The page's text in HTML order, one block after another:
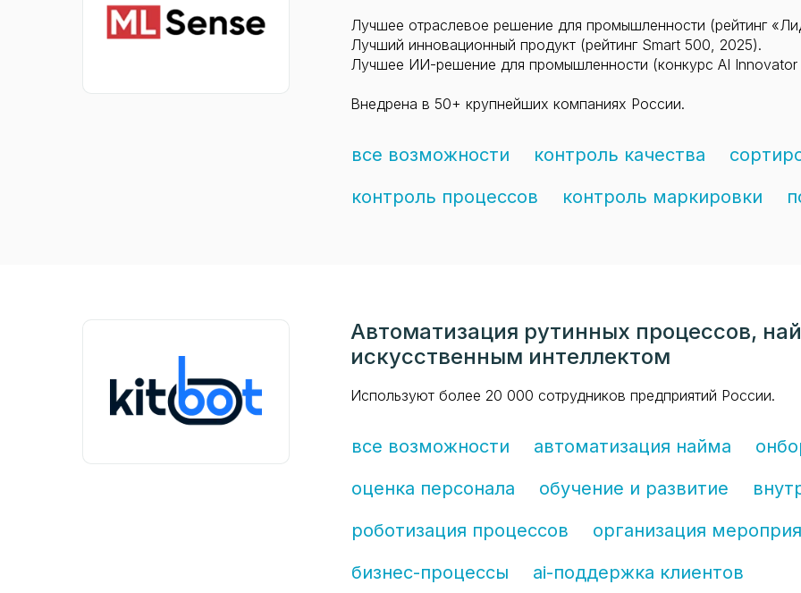
Лучшее отраслевое решение для промышленности (рейтинг
Лучший инновационный продукт (рейтинг Smart 500, 2025).
Лучшее ИИ-решение для промышленности (конкурс AI Innovator
Внедрена в 50+ крупнейших компаниях России.
все возможности контроль качества
контроль процессов
контроль маркировки
Автоматизация рутинных процессов,
искусственным интеллектом
Используют более 20 000 сотрудников предприятий России.
все возможности автоматизация найма
оценка персонала
обучение и развитие
роботизация процессов
организация
бизнес-процессы
ai-поддержка клиентов